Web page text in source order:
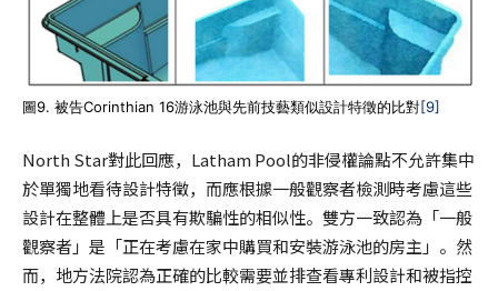
圖9. 被告Corinthian 16游泳池與先前技藝類似設計特徵的比對[9]
North Star對此回應，Latham Pool的非侵權論點不允許集中
於單獨地看待設計特徵，而應根據一般觀察者檢測時考慮這些
設計在整體上是否具有欺騙性的相似性。雙方一致認為「一般
觀察者」是「正在考慮在家中購買和安裝游泳池的房主」。然
而，地方法院認為正確的比較需要並排查看專利設計和被指控